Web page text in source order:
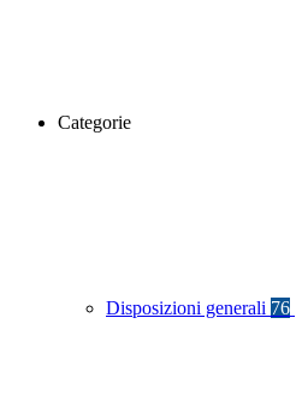
Categorie
Disposizioni generali 76